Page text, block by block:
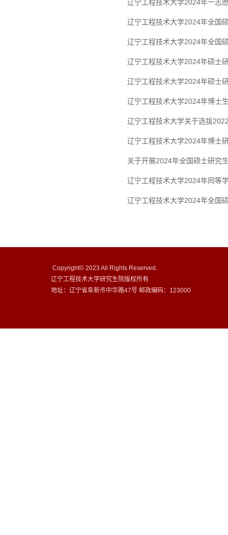
辽宁工程技术大学2024年一志
辽宁工程技术大学2024年全国
辽宁工程技术大学2024年全国
辽宁工程技术大学2024年硕士
辽宁工程技术大学2024年硕士
辽宁工程技术大学2024年博士
辽宁工程技术大学关于选拔
辽宁工程技术大学2024年博士
关于开展2024年全国硕士研究
辽宁工程技术大学2024年同等
辽宁工程技术大学2024年全国
Copyright© 2023 All Rights Reserved.
辽宁工程技术大学研究生院版权所有
地址：辽宁省阜新市中华路47号 邮政编码：123000